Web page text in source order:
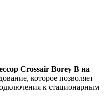
Crossair Borey B на
которое позволяет
к стационарным